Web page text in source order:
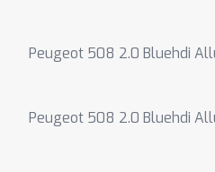
Peugeot 508 2.0 Bluehdi
Peugeot 508 2.0 Bluehdi